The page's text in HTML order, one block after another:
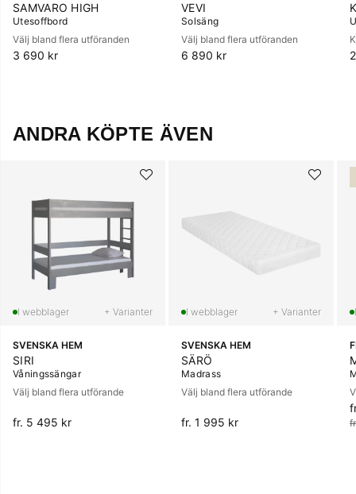
SAMVARO HIGH
Utesoffbord
Välj bland flera utföranden
3 690 kr
VEVI
Solsäng
Välj bland flera utföranden
6 890 kr
ANDRA KÖPTE ÄVEN
+ Varianter
SVENSKA HEM
SIRI
Våningssängar
Välj bland flera utförande
fr. 5 495 kr
+ Varianter
SVENSKA HEM
SÄRÖ
Madrass
Välj bland flera utförande
fr. 1 995 kr